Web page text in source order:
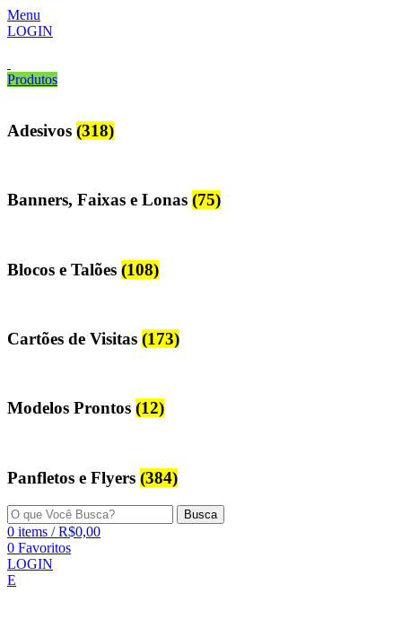
Menu
LOGIN
Produtos
Adesivos (318)
Banners, Faixas e Lonas (75)
Blocos e Talões (108)
Cartões de Visitas (173)
Modelos Prontos (12)
Panfletos e Flyers (384)
Busca
0 items / R$0,00
0 Favoritos
LOGIN
E